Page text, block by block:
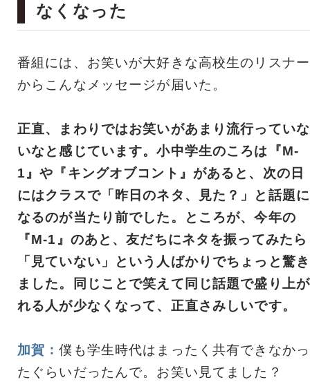
なくなった
番組には、お笑いが大好きな高校生のリスナー
からこんなメッセージが届いた。
正直、まわりではお笑いがあまり流行っていな
いなと感じています。小中学生のころは『M-
1』や『キングオブコント』があると、次の日
にはクラスで「昨日のネタ、見た？」と話題に
なるのが当たり前でした。ところが、今年の
『M-1』のあと、友だちにネタを振ってみたら
「見ていない」という人ばかりでちょっと驚き
ました。同じことで笑えて同じ話題で盛り上が
れる人が少なくなって、正直さみしいです。
加賀：僕も学生時代はまったく共有できなかっ
たぐらいだったんで。お笑い見てました？